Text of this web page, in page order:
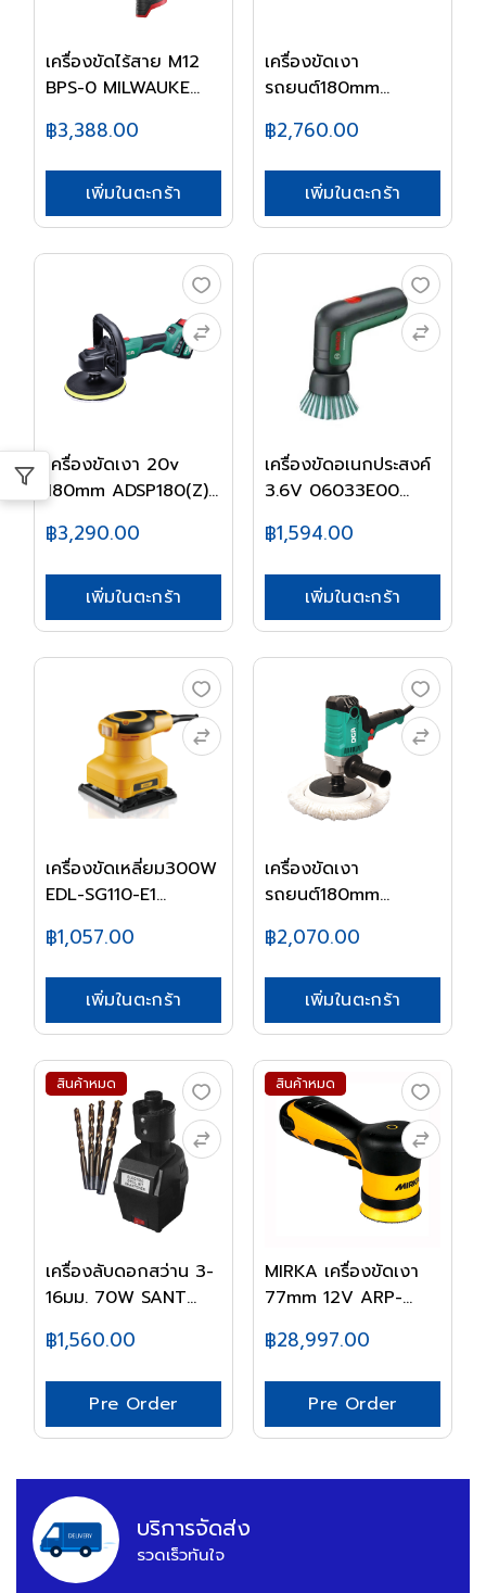
เครื่องขัดไร้สาย M12
BPS-0 MILWAUKE...
฿3,388.00
เพิ่มในตะกร้า
เครื่องขัดเงา
รถยนต์180mm
฿2,760.00
เพิ่มในตะกร้า
เครื่องขัดเงา 20v
180mm ADSP180(Z)...
฿3,290.00
เพิ่มในตะกร้า
เครื่องขัดอเนกประสงค์
3.6V 06033E00...
฿1,594.00
เพิ่มในตะกร้า
เครื่องขัดเหลี่ยม300W
EDL-SG110-E1...
฿1,057.00
เพิ่มในตะกร้า
เครื่องขัดเงา
รถยนต์180mm
฿2,070.00
เพิ่มในตะกร้า
สินค้าหมด
เครื่องลับดอกสว่าน 3-
16มม. 70W SANT...
฿1,560.00
Pre Order
สินค้าหมด
MIRKA เครื่องขัดเงา
77mm 12V ARP-...
฿28,997.00
Pre Order
บริการจัดส่ง
รวดเร็วทันใจ